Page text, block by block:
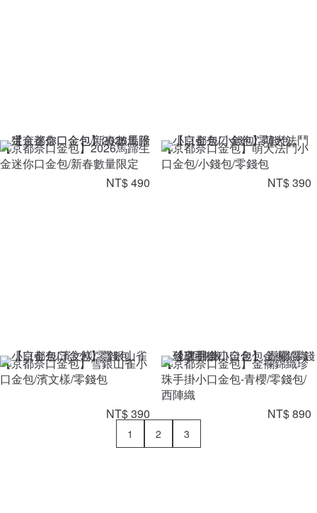
【京都奈口金包】2026馬蹄生
金迷你口金包/新春數量限定
NT$ 490
【京都奈口金包】萌犬法鬥小
口金包/小錢包/零錢包
NT$ 390
【京都奈口金包】雪銀山雀小
口金包/濱文樣/零錢包
NT$ 390
【京都奈口金包】金襴錦織珍
珠手掛小口金包-青櫻/零錢包/
西陣織
NT$ 890
1 2 3